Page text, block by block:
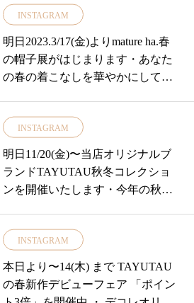
INSTAGRAM
明日2023.3/17(金)よりmature ha.春
の帽子展がはじまります・あなた
の春の着こなしを華やかにしてく
に取りいれやすいデザイン。・今
年の春は新作の「バケットハッ
ト」をはじめボックスハットの新
作、ベレー帽の新色。また初めて
は定番のアイテムと合わせて更に
ラインナップ豊富にご用意してお
りますよ！・スタッフも毎年楽し
みにしているお帽子たち。。。・
ぜひ「デコレ」「ユーカリ荘」
INSTAGRAM
明日11/20(金)〜当店オリジナルブ
ランドTAYUTAU秋冬コレクショ
ンを開催いたします・今年の秋冬
また素材や形に拘った『新作のス
ウェット2型』『定番のウールタッ
クスカートの新色』など多数ご用
意しております・本日はその中か
INSTAGRAM
本日より〜14(木) まで TAYUTAU
の春新作デビューフェア 「ポイン